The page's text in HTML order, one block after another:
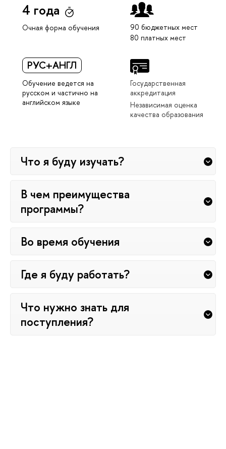
4 года
Очная форма обучения
90 бюджетных мест
80 платных мест
РУС+АНГЛ
Обучение ведется на
русском и частично на
английском языке
Государственная
аккредитация
Независимая оценка
качества образования
Что я буду изучать?
В чем преимущества
программы?
Во время обучения
Где я буду работать?
Что нужно знать для
поступления?